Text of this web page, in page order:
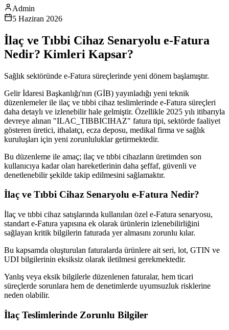
Admin
5 Haziran 2026
İlaç ve Tıbbi Cihaz Senaryolu e-Fatura
Nedir? Kimleri Kapsar?
Sağlık sektöründe e-Fatura süreçlerinde yeni dönem başlamıştır.
Gelir İdaresi Başkanlığı'nın (GİB) yayınladığı yeni teknik
düzenlemeler ile ilaç ve tıbbi cihaz teslimlerinde e-Fatura süreçleri
daha detaylı ve izlenebilir hale gelmiştir. Özellikle 2025 yılı itibarıyla
devreye alınan "ILAC_TIBBICIHAZ" fatura tipi, sektörde faaliyet
gösteren üretici, ithalatçı, ecza deposu, medikal firma ve sağlık
kuruluşları için yeni zorunluluklar getirmektedir.
Bu düzenleme ile amaç; ilaç ve tıbbi cihazların üretimden son
kullanıcıya kadar olan hareketlerinin daha şeffaf, güvenli ve
denetlenebilir şekilde takip edilmesini sağlamaktır.
İlaç ve Tıbbi Cihaz Senaryolu e-Fatura Nedir?
İlaç ve tıbbi cihaz satışlarında kullanılan özel e-Fatura senaryosu,
standart e-Fatura yapısına ek olarak ürünlerin izlenebilirliğini
sağlayan kritik bilgilerin faturada yer almasını zorunlu kılar.
Bu kapsamda oluşturulan faturalarda ürünlere ait seri, lot, GTIN ve
UDI bilgilerinin eksiksiz olarak iletilmesi gerekmektedir.
Yanlış veya eksik bilgilerle düzenlenen faturalar, hem ticari
süreçlerde sorunlara hem de denetimlerde uyumsuzluk risklerine
neden olabilir.
İlaç Teslimlerinde Zorunlu Bilgiler